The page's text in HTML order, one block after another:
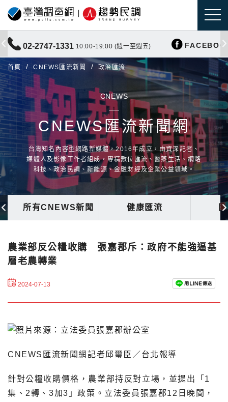
02-2747-1331 10:00-19:00 (週一至週五)
首頁 CNEWS匯流新聞 政治匯流
CNEWS
CNEWS匯流新聞網
台灣知名內容型網路新媒體，2016年成立，由資深記者、
媒體人及影像工作者組成，專精數位匯流、醫藥生活、網路
科技、政治民調、新能源、金融財經及企業公益領域。
所有CNEWS新聞 健康匯流
農業部反公糧收購 張嘉郡斥：政府不能強逼基
層老農轉業
2024-07-13
CNEWS匯流新聞網記者邱璽臣／台北報導
針對公糧收購價格，農業部持反對立場，並提出「1
集、2轉、3加3」政策。立法委員張嘉郡12日晚間，